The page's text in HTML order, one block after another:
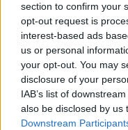
section to confirm your
opt-out request is
interest-based ads
us or personal
your opt-out. You may
disclosure of your
IAB’s list of
also be disclosed by us
Downstream
offrono varianti di
napoletana, che
aceto e spezie, o il
mix di pesce e
tradizioni culinarie
disponibili,